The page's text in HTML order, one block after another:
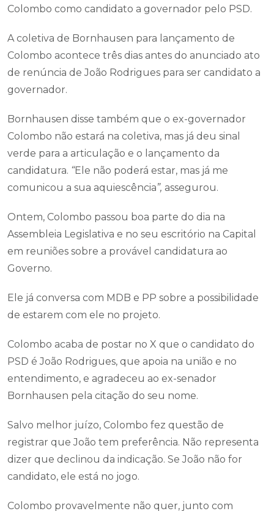
Colombo como candidato a governador pelo PSD.
A coletiva de Bornhausen para lançamento de
Colombo acontece três dias antes do anunciado ato
de renúncia de João Rodrigues para ser candidato a
governador.
Bornhausen disse também que o ex-governador
Colombo não estará na coletiva, mas já deu sinal
verde para a articulação e o lançamento da
candidatura. “Ele não poderá estar, mas já me
comunicou a sua aquiescência”, assegurou.
Ontem, Colombo passou boa parte do dia na
Assembleia Legislativa e no seu escritório na Capital
em reuniões sobre a provável candidatura ao
Governo.
Ele já conversa com MDB e PP sobre a possibilidade
de estarem com ele no projeto.
Colombo acaba de postar no X que o candidato do
PSD é João Rodrigues, que apoia na união e no
entendimento, e agradeceu ao ex-senador
Bornhausen pela citação do seu nome.
Salvo melhor juízo, Colombo fez questão de
registrar que João tem preferência. Não representa
dizer que declinou da indicação. Se João não for
candidato, ele está no jogo.
Colombo provavelmente não quer, junto com